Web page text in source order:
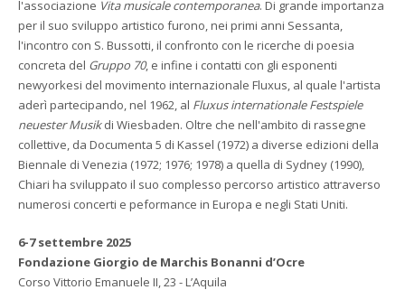
l'associazione Vita musicale contemporanea. Di grande importanza
per il suo sviluppo artistico furono, nei primi anni Sessanta,
l'incontro con S. Bussotti, il confronto con le ricerche di poesia
concreta del Gruppo 70, e infine i contatti con gli esponenti
newyorkesi del movimento internazionale Fluxus, al quale l'artista
aderì partecipando, nel 1962, al Fluxus internationale Festspiele
neuester Musikdi Wiesbaden. Oltre che nell'ambito di rassegne
collettive, da Documenta 5 di Kassel (1972) a diverse edizioni della
Biennale di Venezia (1972; 1976; 1978) a quella di Sydney (1990),
Chiari ha sviluppato il suo complesso percorso artistico attraverso
numerosi concerti e peformance in Europa e negli Stati Uniti.
6-7 settembre 2025
Fondazione Giorgio de Marchis Bonanni d’Ocre
Corso Vittorio Emanuele II, 23 - L’Aquila